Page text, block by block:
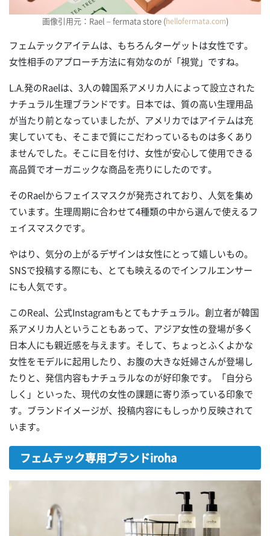
画像引用元：Rael – fermata store (hellofermata.com)
フェムテックアイテムは、もちろんターゲットは女性です。
女性相手のアプローチ方法に有効なのが「視覚」ですね。
L.A.発のRaelは、3人の韓国系アメリカ人によって設立された
ナチュラル生理ブランドです。日本では、質の高い生理用品
が当たり前となっていましたが、アメリカではアイテムは充
実していても、そこまで質にこだわっているものは多くあり
ませんでした。そこに目を付け、女性が安心して使用できる
高品質でオーガニックな商品を売りにしたのです。
そのRaelからフェイスマスクが発売されており、人気を集め
ています。生理周期に合わせて4種類の中から選んで使えるフ
ェイスマスクです。
やはり、気分の上がるデザインは女性にとって嬉しいもの。
SNSで投稿する際にも、とても映えるのでインフルエンサー
にも人気です。
このReal、公式Instagramもとてもナチュラル。創立者が韓国
系アメリカ人ということもあって、アジア女性の登場が多く
日本人にも親近感を与えます。そして、ちょっとふくよかな
女性をモデルに起用したり、お腹の大きな妊婦さんが登場し
たりと、発信内容もナチュラルなのが好印象です。「自分ら
しく」といった、現代の女性の課題に寄り添っている印象で
す。ブランドイメージが、投稿内容にもしっかり反映されて
います。
フェムテック専用ブランドiroha